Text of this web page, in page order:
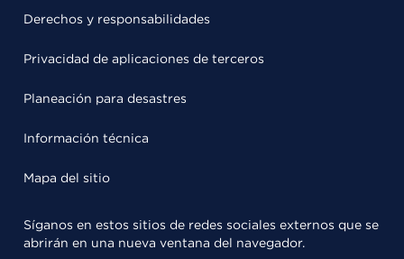
Derechos y responsabilidades
Privacidad de aplicaciones de terceros
Planeación para desastres
Información técnica
Mapa del sitio
Síganos en estos sitios de redes sociales externos que se
abrirán en una nueva ventana del navegador.